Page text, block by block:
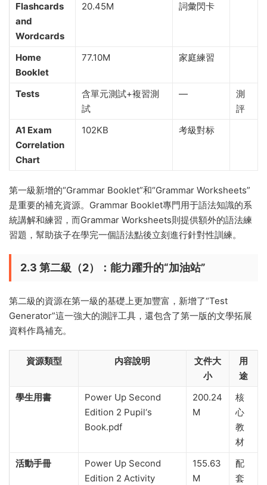
Flashcards
and
Wordcards
20.45M 詞彙閃卡
Home
Booklet
77.10M 家庭練習
Tests
含單元測試+複習測
試
—
測
評
A1 Exam
Correlation
Chart
102KB 考級對标
第一級新增的“Grammar Booklet”和“Grammar Worksheets”
是重要的補充資源。Grammar Booklet專門用于語法知識的系
統講解和練習，而Grammar Worksheets則提供額外的語法練
習題，幫助孩子在學完一個語法點後立刻進行針對性訓練。
2.3 第二級（2）：能力躍升的“加油站”
第二級的資源在第一級的基礎上更加豐富，新增了“Test
Generator”這一強大的測評工具，還包含了第一版的文學拓展
資料作爲補充。
資源類型 内容說明
文件大
小
用
途
學生用書
Power Up Second
Edition 2 Pupil‘s
Book.pdf
200.24
M
核
心
教
材
活動手冊
Power Up Second
Edition 2 Activity
155.63
M
配
套